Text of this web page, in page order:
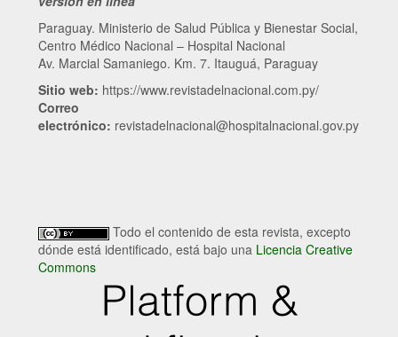
Paraguay. Ministerio de Salud Pública y Bienestar Social,
Centro Médico Nacional – Hospital Nacional
Av. Marcial Samaniego. Km. 7. Itauguá, Paraguay
Sitio web: https://www.revistadelnacional.com.py/
Correo
electrónico: revistadelnacional@hospitalnacional.gov.py
Todo el contenido de esta revista, excepto
dónde está identificado, está bajo una Licencia Creative
Commons